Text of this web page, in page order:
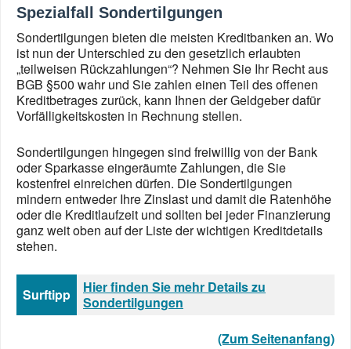
Spezialfall Sondertilgungen
Sondertilgungen bieten die meisten Kreditbanken an. Wo
ist nun der Unterschied zu den gesetzlich erlaubten
„teilweisen Rückzahlungen“? Nehmen Sie Ihr Recht aus
BGB §500 wahr und Sie zahlen einen Teil des offenen
Kreditbetrages zurück, kann Ihnen der Geldgeber dafür
Vorfälligkeitskosten in Rechnung stellen.
Sondertilgungen hingegen sind freiwillig von der Bank
oder Sparkasse eingeräumte Zahlungen, die Sie
kostenfrei einreichen dürfen. Die Sondertilgungen
mindern entweder Ihre Zinslast und damit die Ratenhöhe
oder die Kreditlaufzeit und sollten bei jeder Finanzierung
ganz weit oben auf der Liste der wichtigen Kreditdetails
stehen.
Surftipp
Hier finden Sie mehr Details zu
Sondertilgungen
(Zum Seitenanfang)